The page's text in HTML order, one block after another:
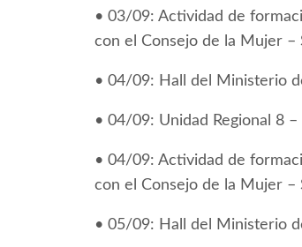
• 03/09: Actividad de
con el Consejo de la Mujer –
• 04/09: Hall del Ministerio
• 04/09: Unidad Regional 8 –
• 04/09: Actividad de
con el Consejo de la Mujer –
• 05/09: Hall del Ministerio